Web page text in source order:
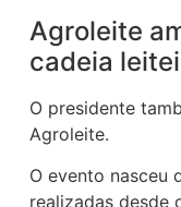
Agroleite
cadeia
O presidente
Agroleite.
O evento nasceu
realizadas desde